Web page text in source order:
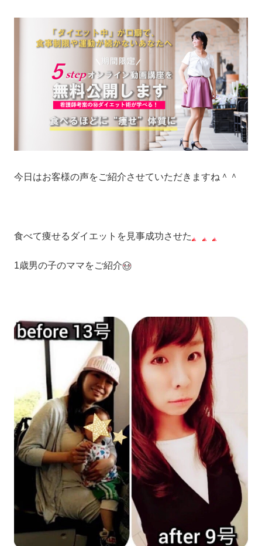
今日はお客様の声をご紹介させていただきますね＾＾
食べて痩せるダイエットを見事成功させた
1歳男の子のママをご紹介